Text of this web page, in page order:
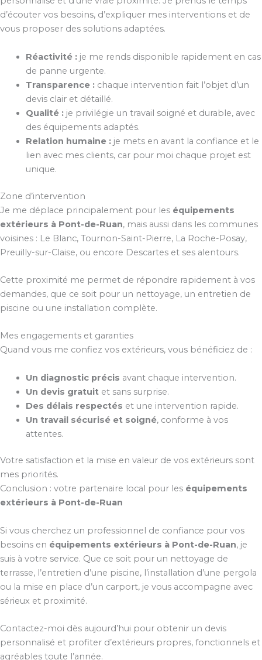
d’écouter vos besoins, d’expliquer mes interventions et de
vous proposer des solutions adaptées.
Réactivité :je me rends disponible rapidement en cas
de panne urgente.
Transparence :chaque intervention fait l’objet d’un
devis clair et détaillé.
Qualité :je privilégie un travail soigné et durable, avec
des équipements adaptés.
Relation humaine :je mets en avant la confiance et le
lien avec mes clients, car pour moi chaque projet est
unique.
Zone d’intervention
Je me déplace principalement pour les équipements
extérieurs à Pont-de-Ruan, mais aussi dans les communes
voisines : Le Blanc, Tournon-Saint-Pierre, La Roche-Posay,
Preuilly-sur-Claise, ou encore Descartes et ses alentours.
Cette proximité me permet de répondre rapidement à vos
demandes, que ce soit pour un nettoyage, un entretien de
piscine ou une installation complète.
Mes engagements et garanties
Quand vous me confiez vos extérieurs, vous bénéficiez de :
Un diagnostic précis avant chaque intervention.
Un devis gratuitet sans surprise.
Des délais respectés et une intervention rapide.
Un travail sécurisé et soigné, conforme à vos
attentes.
Votre satisfaction et la mise en valeur de vos extérieurs sont
mes priorités.
Conclusion : votre partenaire local pour les équipements
extérieurs à Pont-de-Ruan
Si vous cherchez un professionnel de confiance pour vos
besoins en équipements extérieurs à Pont-de-Ruan, je
suis à votre service. Que ce soit pour un nettoyage de
terrasse, l’entretien d’une piscine, l’installation d’une pergola
ou la mise en place d’un carport, je vous accompagne avec
sérieux et proximité.
Contactez-moi dès aujourd’hui pour obtenir un devis
personnalisé et profiter d’extérieurs propres, fonctionnels et
agréables toute l’année.